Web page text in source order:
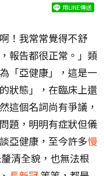
用LINE傳送
！我常常覺得不舒
報告都很正常。」類
「亞健康」，這是一
狀態」，在臨床上還
這個名詞尚有爭議，
題，明明有症狀但儀
亞健康，至今許多慢
清全貌，也無法根